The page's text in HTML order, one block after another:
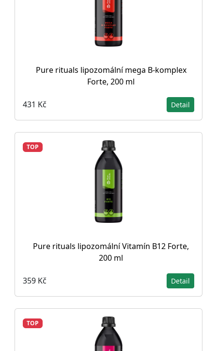
Pure rituals lipozomální mega B-komplex
Forte, 200 ml
431 Kč Detail
TOP
Pure rituals lipozomální Vitamín B12 Forte,
200 ml
359 Kč Detail
TOP